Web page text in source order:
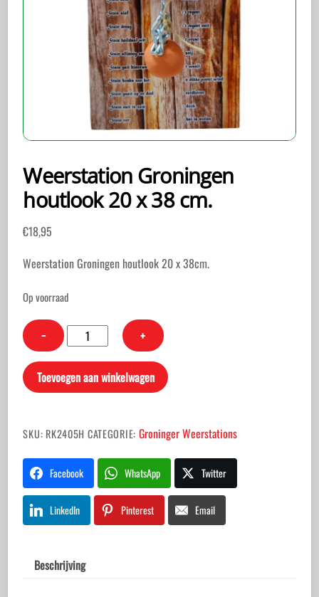
Weerstation Groningen
houtlook 20 x 38 cm.
€18,95
Weerstation Groningen houtlook 20 x 38cm.
Op voorraad
−
Weerstation
Groningen
houtlook
20
cm.
aantal
+
Toevoegen aan winkelwagen
SKU: RK2405H CATEGORIE: Groninger Weerstations
Facebook WhatsApp Twitter
LinkedIn Pinterest Email
Beschrijving